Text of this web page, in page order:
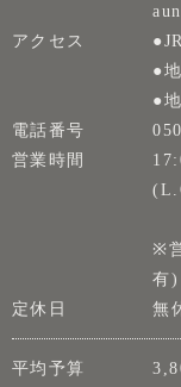
アクセス
●
●
電話番号
営業時間
※
有)
定休日
無
平均予算